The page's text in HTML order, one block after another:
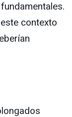
contexto